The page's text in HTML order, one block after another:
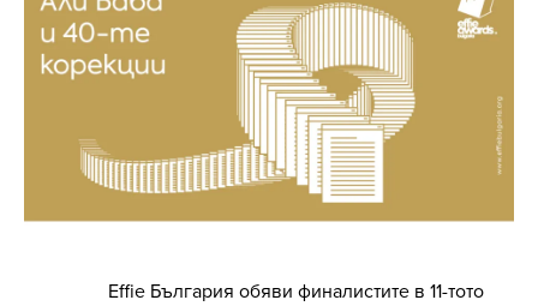
Effie България обяви финалистите в 11-тото